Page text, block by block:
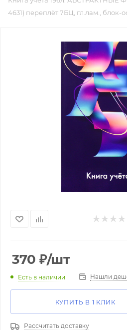
4631) переплёт 7БЦ, гл.лам., блок-
370 ₽/шт
Есть в наличии Нашли
КУПИТЬ В 1 КЛИК
Рассчитать доставку